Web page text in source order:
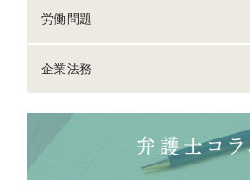
労働問題
企業法務